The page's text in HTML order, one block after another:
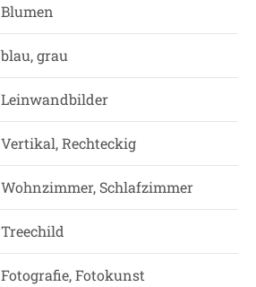
Blumen
blau, grau
Leinwandbilder
Vertikal, Rechteckig
Wohnzimmer, Schlafzimmer
Treechild
Fotografie, Fotokunst